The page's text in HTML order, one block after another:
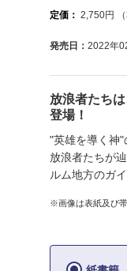
定価： 2,750円
発売日： 2022年
放浪者たち
登場！
"英雄を導く神"
放浪者たちが
ルム地方のガ
※画像は表紙及び